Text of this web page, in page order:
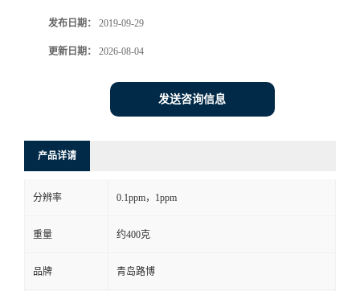
系
方
式
发布日期： 2019-09-29
更新日期： 2026-08-04
发送咨询信息
产品详请
分辨率 0.1ppm，1ppm
重量 约400克
品牌 青岛路博